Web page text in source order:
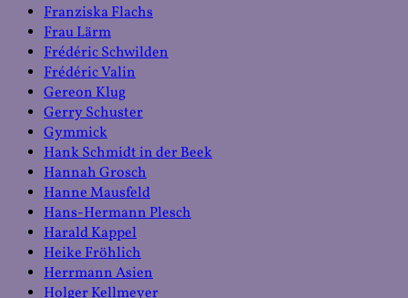
Franziska Flachs
Frau Lärm
Frédéric Schwilden
Frédéric Valin
Gereon Klug
Gerry Schuster
Gymmick
Hank Schmidt in der Beek
Hannah Grosch
Hanne Mausfeld
Hans-Hermann Plesch
Harald Kappel
Heike Fröhlich
Herrmann Asien
Holger Kellmeyer